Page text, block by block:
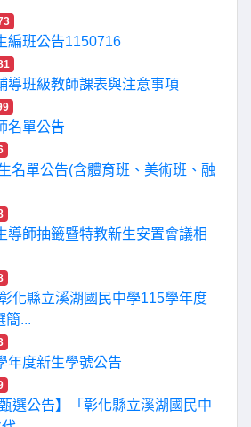
編班公告1150716
導班級教師課表與注意事項
名單公告
名單公告(含體育班、美術班、融
導師抽籤暨特教新生安置會議相
化縣立溪湖國民中學115學年度
簡...
年度新生學號公告
選公告】「彰化縣立溪湖國民中